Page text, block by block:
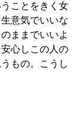
ことをきく女
意気でいいな
ままでいいよ
心しこの人の
もの。こうし